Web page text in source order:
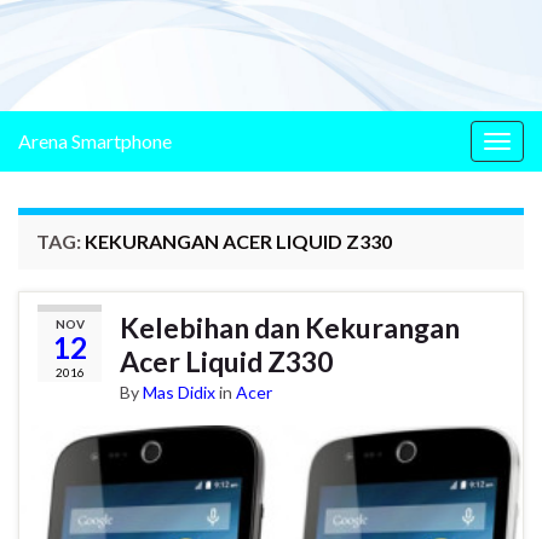
Arena Smartphone
TAG: KEKURANGAN ACER LIQUID Z330
NOV
12
2016
Kelebihan dan Kekurangan
Acer Liquid Z330
ByMas Didixin Acer